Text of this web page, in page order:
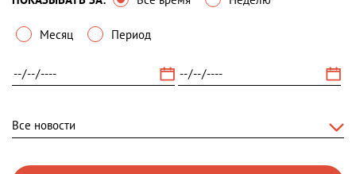
Месяц Период